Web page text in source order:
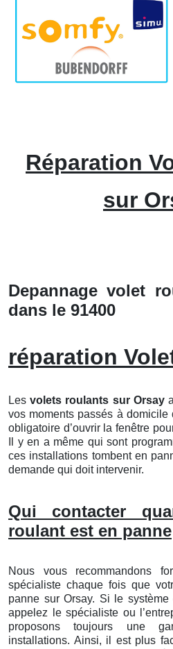
Réparation
sur
Depannage volet
dans le 91400
réparation
Lesvolets roulants sur Orsay
vos moments passés à domicile
obligatoire d’ouvrir la fenêtre
Il y en a même qui sont
ces installations tombent en
demande qui doit intervenir.
Qui contacter
roulant est en panne
Nous vous recommandons
spécialiste chaque fois que
panne sur Orsay. Si le
appelez le spécialiste ou
proposons toujours une
installations. Ainsi, il est plus